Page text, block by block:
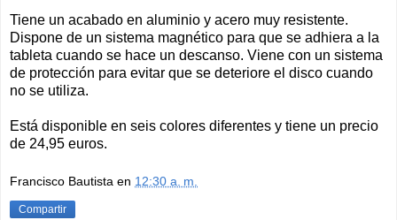
Tiene un acabado en aluminio y acero muy resistente.
Dispone de un sistema magnético para que se adhiera a la
tableta cuando se hace un descanso. Viene con un sistema
de protección para evitar que se deteriore el disco cuando
no se utiliza.
Está disponible en seis colores diferentes y tiene un precio
de 24,95 euros.
Francisco Bautista en 12:30 a. m.
Compartir